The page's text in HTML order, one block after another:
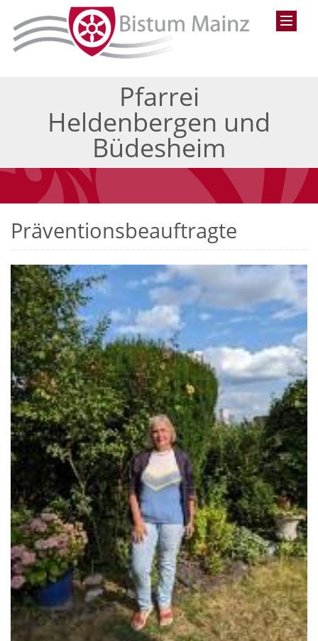
Pfarrei
Heldenbergen und
Büdesheim
Präventionsbeauftragte